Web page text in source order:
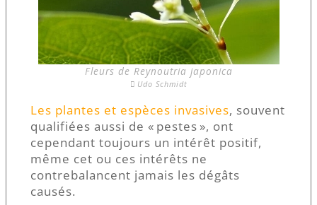
Fleurs de Reynoutria japonica
Udo Schmidt
Les plantes et espèces invasives, souvent
qualifiées aussi de « pestes », ont
cependant toujours un intérêt positif,
même cet ou ces intérêts ne
contrebalancent jamais les dégâts
causés.